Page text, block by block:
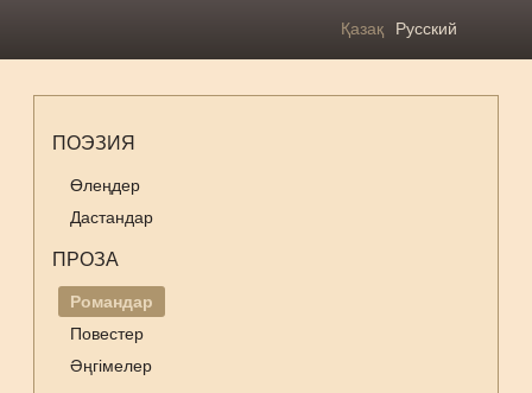
Қазақ Русский
ПОЭЗИЯ
Өлеңдер
Дастандар
ПРОЗА
Романдар
Повестер
Әңгімелер